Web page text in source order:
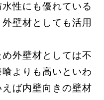
性にも優れている
壁材としても活用
外壁材としては不
よりも高いといわ
ば内壁向きの壁材